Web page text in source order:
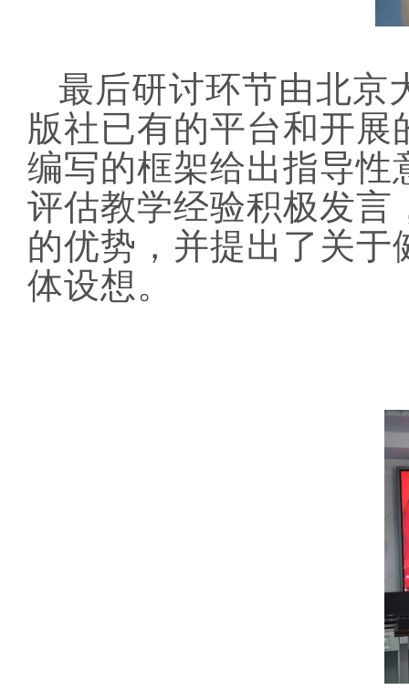
最后研讨环节由北京
版社已有的平台和开
编写的框架给出指导性
评估教学经验积极发言
的优势，并提出了关
体设想。